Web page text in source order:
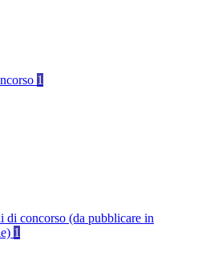
1
di concorso (da pubblicare in
1